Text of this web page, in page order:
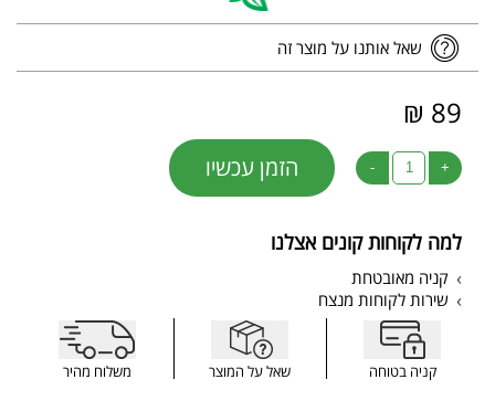
שאל אותנו על מוצר זה
89 ₪
+
- הזמן עכשיו
למה לקוחות קונים אצלנו
קניה מאובטחת
שירות לקוחות מנצח
קניה בטוחה שאל על המוצר משלוח מהיר